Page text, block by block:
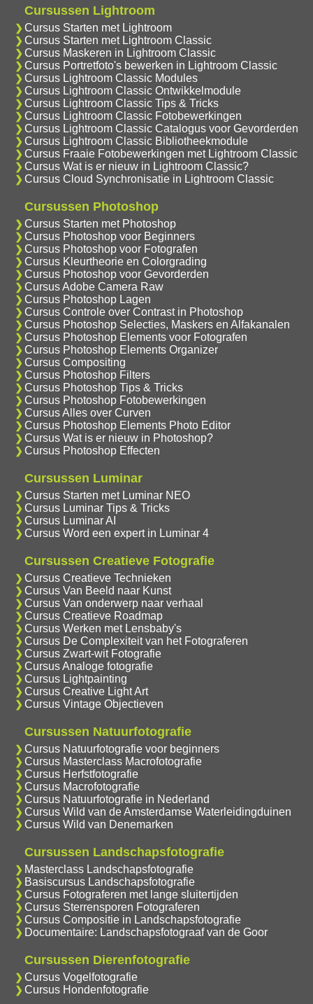
Cursussen Lightroom
Cursus Starten met Lightroom
Cursus Starten met Lightroom Classic
Cursus Maskeren in Lightroom Classic
Cursus Portretfoto's bewerken in Lightroom Classic
Cursus Lightroom Classic Modules
Cursus Lightroom Classic Ontwikkelmodule
Cursus Lightroom Classic Tips & Tricks
Cursus Lightroom Classic Fotobewerkingen
Cursus Lightroom Classic Catalogus voor Gevorderden
Cursus Lightroom Classic Bibliotheekmodule
Cursus Fraaie Fotobewerkingen met Lightroom Classic
Cursus Wat is er nieuw in Lightroom Classic?
Cursus Cloud Synchronisatie in Lightroom Classic
Cursussen Photoshop
Cursus Starten met Photoshop
Cursus Photoshop voor Beginners
Cursus Photoshop voor Fotografen
Cursus Kleurtheorie en Colorgrading
Cursus Photoshop voor Gevorderden
Cursus Adobe Camera Raw
Cursus Photoshop Lagen
Cursus Controle over Contrast in Photoshop
Cursus Photoshop Selecties, Maskers en Alfakanalen
Cursus Photoshop Elements voor Fotografen
Cursus Photoshop Elements Organizer
Cursus Compositing
Cursus Photoshop Filters
Cursus Photoshop Tips & Tricks
Cursus Photoshop Fotobewerkingen
Cursus Alles over Curven
Cursus Photoshop Elements Photo Editor
Cursus Wat is er nieuw in Photoshop?
Cursus Photoshop Effecten
Cursussen Luminar
Cursus Starten met Luminar NEO
Cursus Luminar Tips & Tricks
Cursus Luminar AI
Cursus Word een expert in Luminar 4
Cursussen Creatieve Fotografie
Cursus Creatieve Technieken
Cursus Van Beeld naar Kunst
Cursus Van onderwerp naar verhaal
Cursus Creatieve Roadmap
Cursus Werken met Lensbaby's
Cursus De Complexiteit van het Fotograferen
Cursus Zwart-wit Fotografie
Cursus Analoge fotografie
Cursus Lightpainting
Cursus Creative Light Art
Cursus Vintage Objectieven
Cursussen Natuurfotografie
Cursus Natuurfotografie voor beginners
Cursus Masterclass Macrofotografie
Cursus Herfstfotografie
Cursus Macrofotografie
Cursus Natuurfotografie in Nederland
Cursus Wild van de Amsterdamse Waterleidingduinen
Cursus Wild van Denemarken
Cursussen Landschapsfotografie
Masterclass Landschapsfotografie
Basiscursus Landschapsfotografie
Cursus Fotograferen met lange sluitertijden
Cursus Sterrensporen Fotograferen
Cursus Compositie in Landschapsfotografie
Documentaire: Landschapsfotograaf van de Goor
Cursussen Dierenfotografie
Cursus Vogelfotografie
Cursus Hondenfotografie